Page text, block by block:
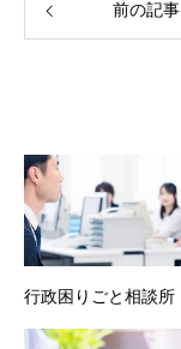
前の記事
行政困りごと相談所